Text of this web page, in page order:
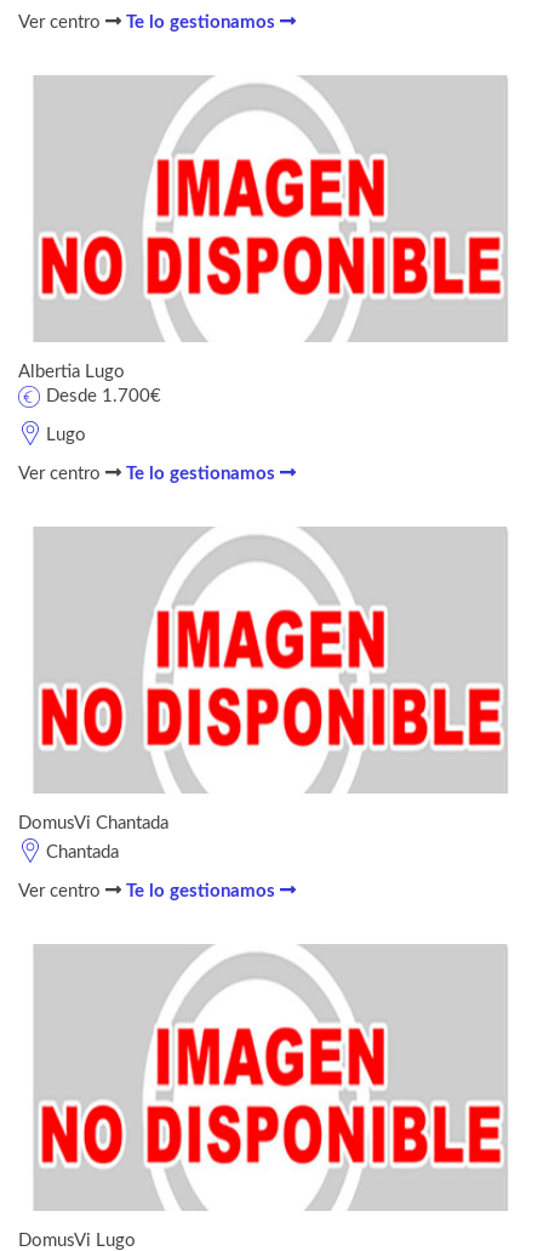
Ver centro Te lo gestionamos
Albertia Lugo
Lugo
Desde 1.700€
Ver centro Te lo gestionamos
DomusVi Chantada
Chantada
Ver centro Te lo gestionamos
DomusVi Lugo